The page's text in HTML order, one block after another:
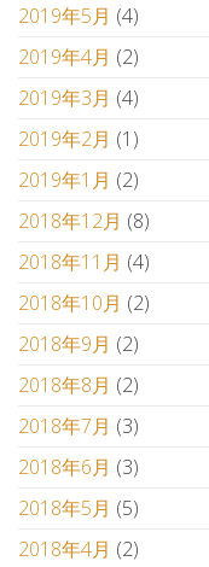
2019年5月 (4)
2019年4月 (2)
2019年3月 (4)
2019年2月 (1)
2019年1月 (2)
2018年12月 (8)
2018年11月 (4)
2018年10月 (2)
2018年9月 (2)
2018年8月 (2)
2018年7月 (3)
2018年6月 (3)
2018年5月 (5)
2018年4月 (2)